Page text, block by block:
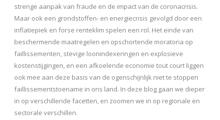
strenge aanpak van fraude en de impact van de coronacrisis.
Maar ook een grondstoffen- en energiecrisis gevolgd door een
inflatiepiek en forse renteklim spelen een rol. Het einde van
beschermende maatregelen en opschortende moratoria op
faillissementen, stevige loonindexeringen en explosieve
kostenstijgingen, en een afkoelende economie tout court liggen
ook mee aan deze basis van de ogenschijnlijk niet te stoppen
faillissementstoename in ons land. In deze blog gaan we dieper
in op verschillende facetten, en zoomen we in op regionale en
sectorale verschillen.